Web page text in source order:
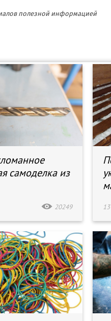
полезной информацией
самоделка из
20249